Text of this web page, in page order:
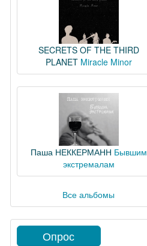
SECRETS OF THE THIRD
PLANET Miracle Minor
Паша НЕККЕРМАНН Бывшим
экстремалам
Все альбомы
Опрос